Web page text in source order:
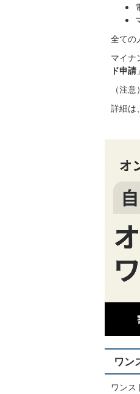
全ての
マイナ
ド申請
（注
詳細は、
ワン
ワンス